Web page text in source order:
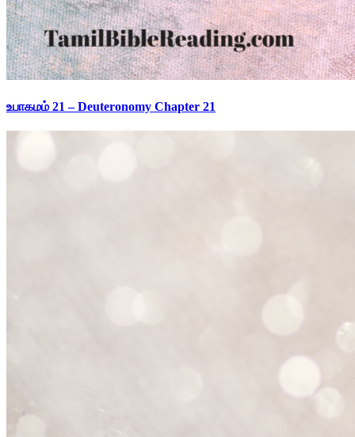
உபாகமம் 21 – Deuteronomy Chapter 21